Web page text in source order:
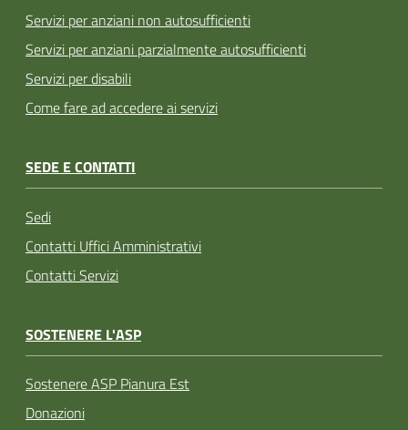
Servizi per anziani non autosufficienti
Servizi per anziani parzialmente autosufficienti
Servizi per disabili
Come fare ad accedere ai servizi
SEDE E CONTATTI
Sedi
Contatti Uffici Amministrativi
Contatti Servizi
SOSTENERE L'ASP
Sostenere ASP Pianura Est
Donazioni